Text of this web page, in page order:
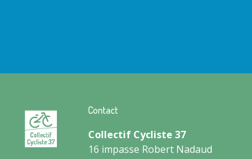
Contact
Collectif Cycliste 37
16 impasse Robert Nadaud